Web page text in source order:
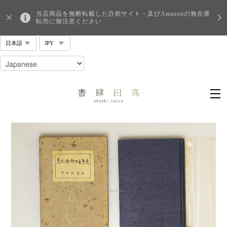
当店商品を無断転載した詐欺サイト・及びAmazonの無在庫
転売に御注意ください